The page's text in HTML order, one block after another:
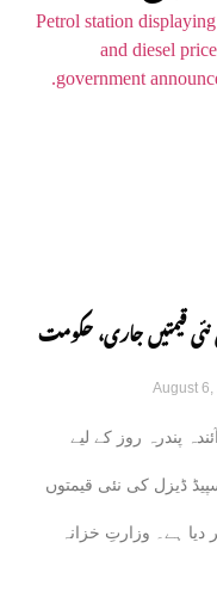
نئی قیمتیں جاری، حکومت
August 6,
پندرہ روز کے لیے
ڈیزل کی نئی قیمتوں
دیا ہے۔ وزارتِ خزانہ